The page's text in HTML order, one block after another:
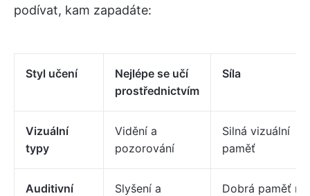
podívat, kam zapadáte:
Styl učení
Nejlépe se učí
prostřednictvím
Síla
Vizuální
typy
Vidění a
pozorování
Silná vizuální
paměť
Auditivní
Slyšení a
Dobrá paměť na